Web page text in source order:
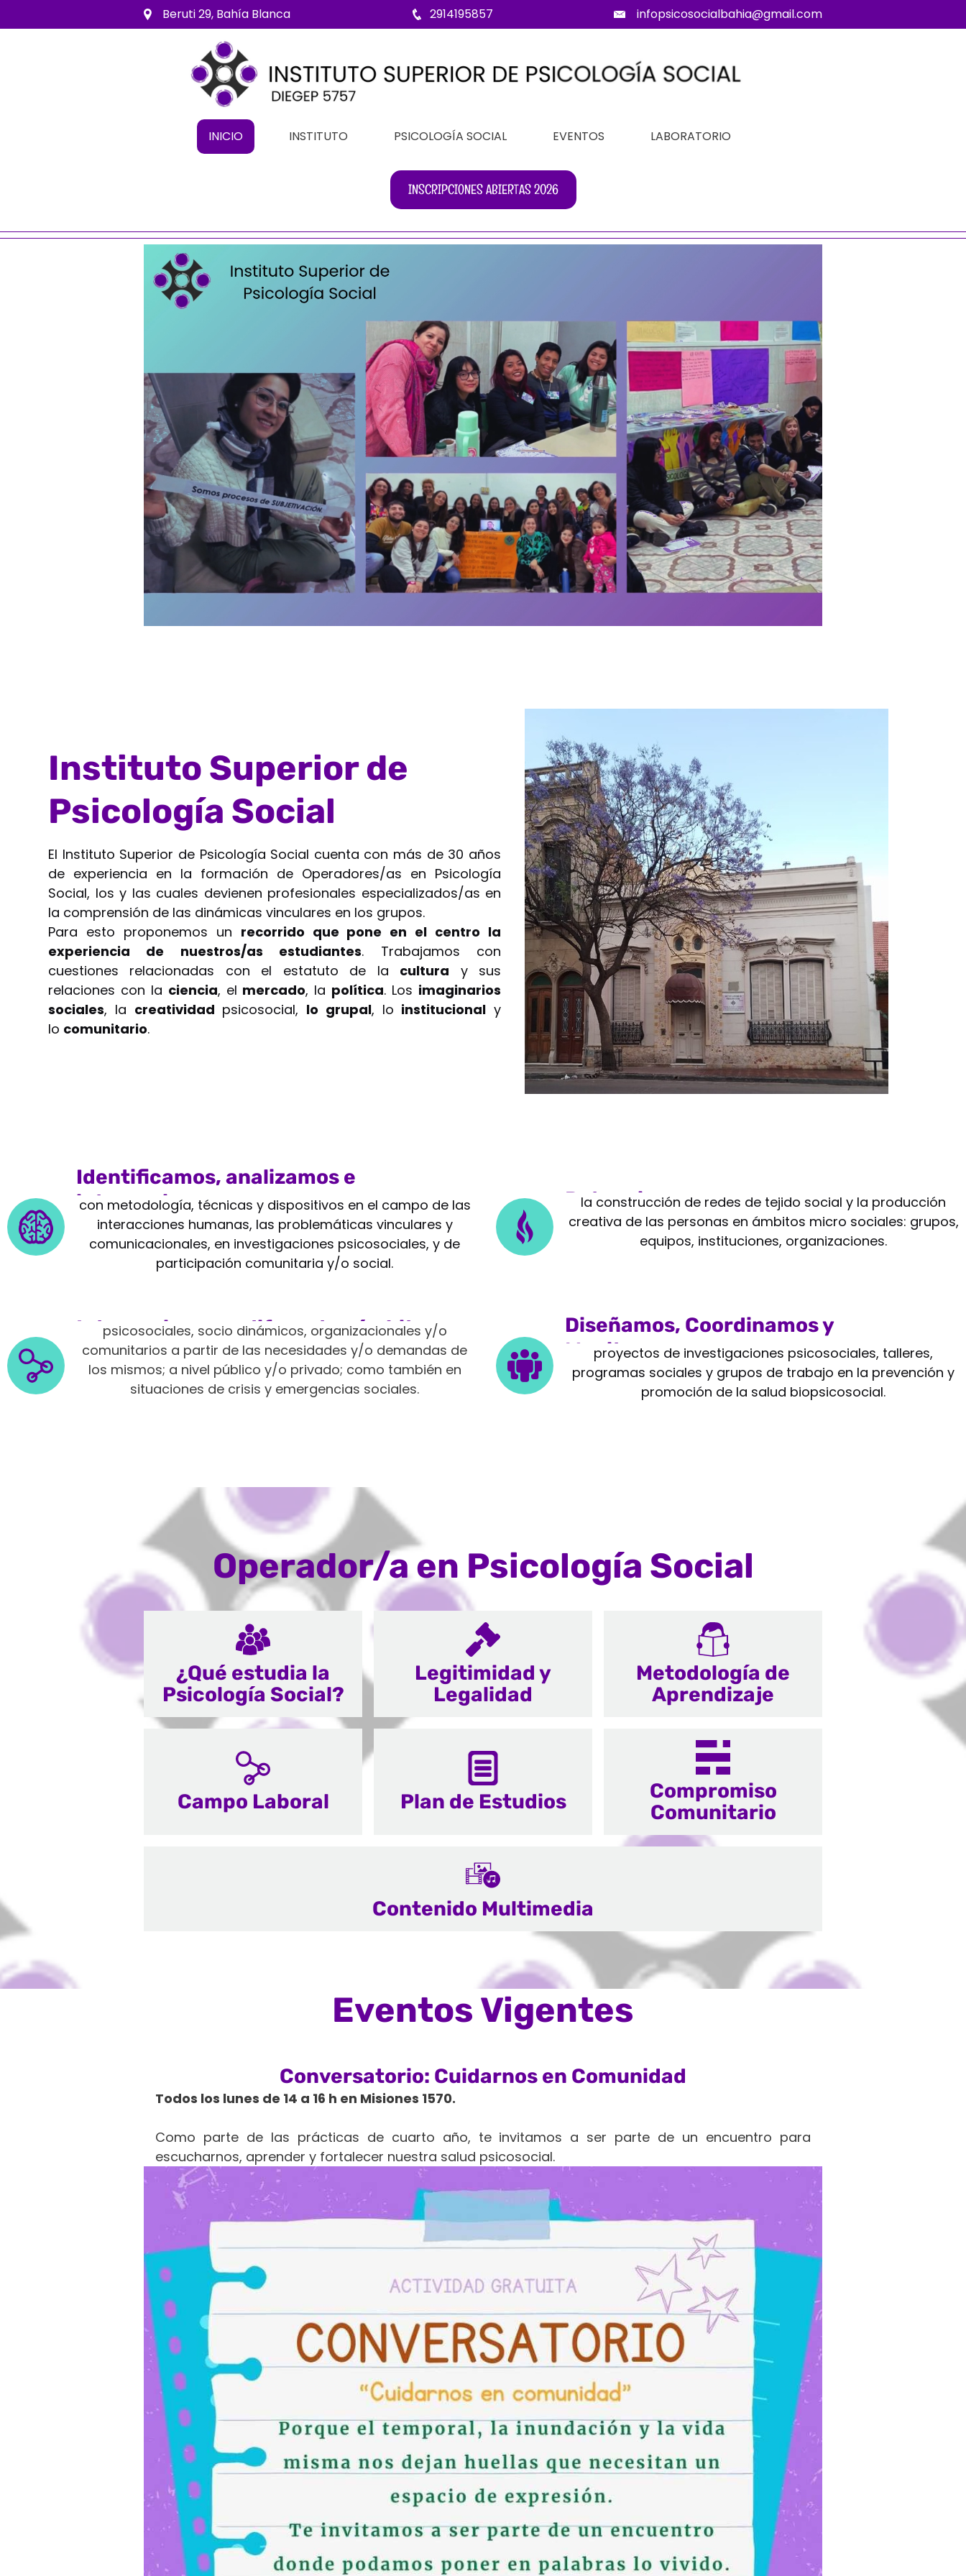
Beruti 29, Bahía Blanca 2914195857 infopsicosocialbahia@gmail.com
INICIO INSTITUTO PSICOLOGÍA SOCIAL EVENTOS LABORATORIO
INSCRIPCIONES ABIERTAS 2026
Instituto Superior de
Psicología Social
El Instituto Superior de Psicología Social cuenta con más de 30 años
de experiencia en la formación de Operadores/as en Psicología
Social, los y las cuales devienen profesionales especializados/as en
la comprensión de las dinámicas vinculares en los grupos.
Para esto proponemos un recorrido que pone en el centro la
experiencia de nuestros/as estudiantes. Trabajamos con
cuestiones relacionadas con el estatuto de la cultura y sus
relaciones con la ciencia, el mercado, la política. Los imaginarios
sociales, la creatividad psicosocial, lo grupal, lo institucional y
lo comunitario.
Identificamos, analizamos e
intervenimos
con metodología, técnicas y dispositivos en el campo de las
interacciones humanas, las problemáticas vinculares y
comunicacionales, en investigaciones psicosociales, y de
participación comunitaria y/o social.
Potenciamos
la construcción de redes de tejido social y la producción
creativa de las personas en ámbitos micro sociales: grupos,
equipos, instituciones, organizaciones.
Intervenimos en diferentes ámbitos
psicosociales, socio dinámicos, organizacionales y/o
comunitarios a partir de las necesidades y/o demandas de
los mismos; a nivel público y/o privado; como también en
situaciones de crisis y emergencias sociales.
Diseñamos, Coordinamos y
Monitoreamos
proyectos de investigaciones psicosociales, talleres,
programas sociales y grupos de trabajo en la prevención y
promoción de la salud biopsicosocial.
Operador/a en Psicología Social
¿Qué estudia la
Psicología Social?
Legitimidad y
Legalidad
Metodología de
Aprendizaje
Campo Laboral Plan de Estudios
Compromiso
Comunitario
Contenido Multimedia
Eventos Vigentes
Conversatorio: Cuidarnos en Comunidad
Todos los lunes de 14 a 16 h en Misiones 1570.
Como parte de las prácticas de cuarto año, te invitamos a ser parte de un encuentro para
escucharnos, aprender y fortalecer nuestra salud psicosocial.